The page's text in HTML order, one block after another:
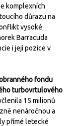
komplexních
důrazu na
vysoké
Barracuda
i její pozice v
fondu
turbovrtulového
15 milionů
nenáročnou a
přímé letecké